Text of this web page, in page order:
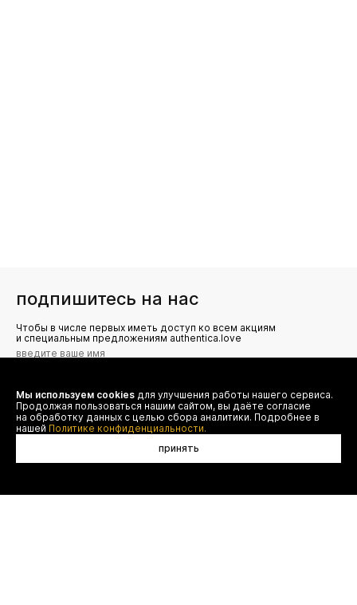
подпишитесь на нас
Чтобы в числе первых иметь доступ ко всем акциям
и специальным предложениям authentica.love
Я даю согласие на сбор, обработку и хранение моих
персональных данных (имя, email, телефон) для получения
рекламных и информационных рассылок от ООО 'БТ
Юнайтед', а также ознакомлен(а) с
Политикой конфиденциальности
Мы используем cookies для улучшения работы нашего сервиса.
Продолжая пользоваться нашим сайтом, вы даёте согласие
на обработку данных с целью сбора аналитики. Подробнее в
нашей Политике конфиденциальности.
принять